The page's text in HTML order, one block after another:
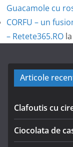
Guacamole cu
CORFU – un
– Retete365.RO la
Articole
Clafoutis cu
Ciocolata de